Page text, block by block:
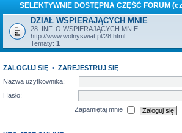
SELEKTYWNIE DOSTĘPNA CZĘŚĆ FORUM
DZIAŁ WSPIERAJĄCYCH MNIE
28. INF. O WSPIERAJĄCYCH MNIE
http://www.wolnyswiat.pl/28.html
Tematy: 1
ZALOGUJ SIĘ • ZAREJESTRUJ SIĘ
Nazwa użytkownika:
Hasło:
Zapamiętaj mnie